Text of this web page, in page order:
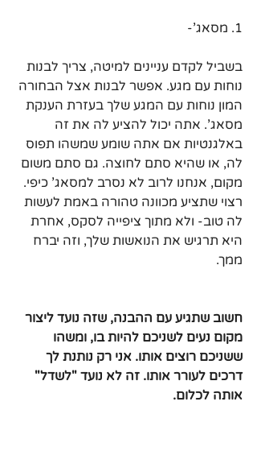
1. מסאג'-
בשביל לקדם עניינים למיטה, צריך לבנות
נוחות עם מגע. אפשר לבנות אצל הבחורה
המון נוחות עם המגע שלך בעזרת הענקת
מסאג'. אתה יכול להציע לה את זה
באלגנטיות אם אתה שומע שמשהו תפוס
לה, או שהיא סתם לחוצה. גם סתם משום
מקום, אנחנו לרוב לא נסרב למסאג' כיפי.
רצוי שתציע מכוונה טהורה באמת לעשות
לה טוב- ולא מתוך ציפייה לסקס, אחרת
היא תרגיש את הנואשות שלך, וזה יברח
ממך.
חשוב שתגיע עם ההבנה, שזה נועד ליצור
מקום נעים לשניכם להיות בו, ומשהו
ששניכם רוצים אותו. אני רק נותנת לך
דרכים לעורר אותו. זה לא נועד "לשדל"
אותה לכלום.